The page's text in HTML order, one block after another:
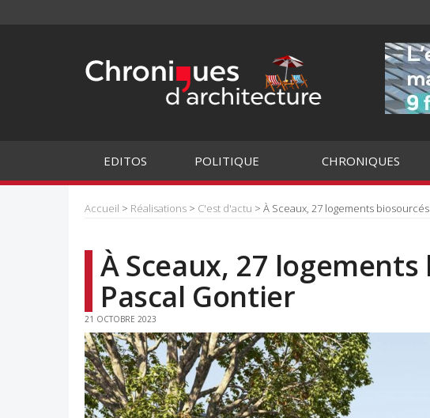
EDITOS POLITIQUE CHRONIQUES
Accueil > Réalisations > C'est d'actu > À Sceaux, 27 logements
À Sceaux, 27
Pascal Gontier
21 OCTOBRE 2023